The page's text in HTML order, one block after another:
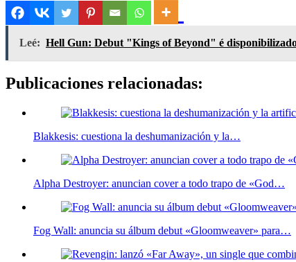
Leé: Hell Gun: Debut "Kings of Beyond" é
Publicaciones relacionadas:
Blakkesis: cuestiona la deshumanización y la…
Alpha Destroyer: anuncian cover a todo trapo de «God…
Fog Wall: anuncia su álbum debut «Gloomweaver» para…